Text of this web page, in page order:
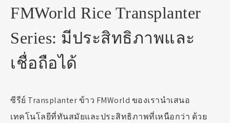
FMWorld Rice Transplanter
Series: มีประสิทธิภาพและ
เชื่อถือได้
ซีรีย์ Transplanter ข้าว FMWorld ของเรานำเสนอ
เทคโนโลยีที่ทันสมัยและประสิทธิภาพที่เหนือกว่า ด้วย